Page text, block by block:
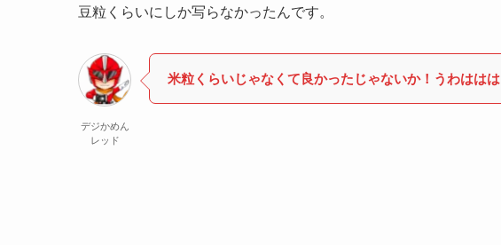
豆粒くらいにしか写らなかったんです。
デジかめん
レッド
米粒くらいじゃなくて良かったじゃないか！うわははは